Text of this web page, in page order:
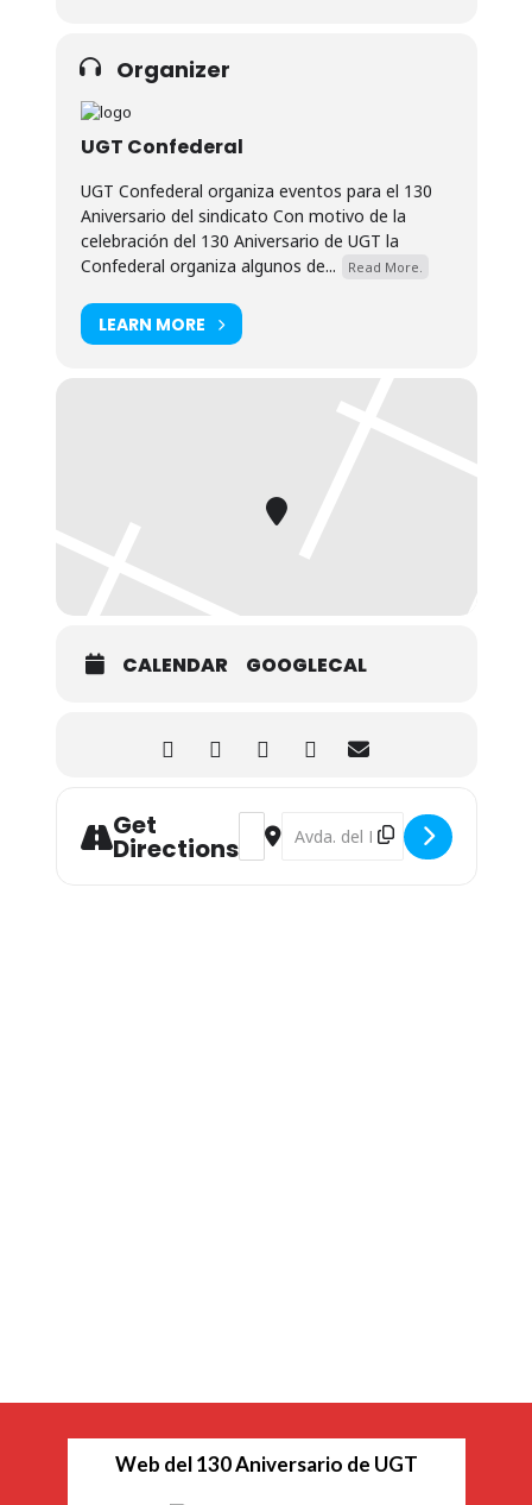
Organizer
UGT Confederal
UGT Confederal organiza eventos para el 130
Aniversario del sindicato Con motivo de la
celebración del 130 Aniversario de UGT la
Confederal organiza algunos de...
Read More.
LEARN MORE
CALENDAR GOOGLECAL
Get
Directions
Address - Exposición Permanente:
Destination Address -
Web del 130 Aniversario de UGT